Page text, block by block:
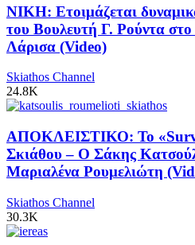
ΝΙΚΗ: Ετοιμάζεται
του Βουλευτή Γ. Ρούντα
Λάρισα (Video)
Skiathos Channel
24.8K
ΑΠΟΚΛΕΙΣΤΙΚΟ: Το
Σκιάθου – Ο Σάκης
Μαριαλένα Ρουμελιώτη
Skiathos Channel
30.3K